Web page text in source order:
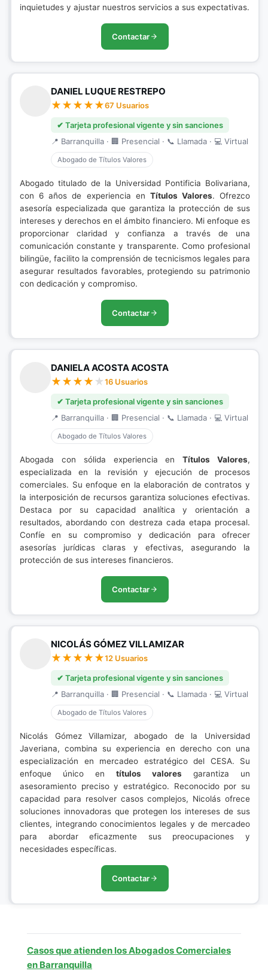
inquietudes y ajustar nuestros servicios a sus expectativas.
Contactar
DANIEL LUQUE RESTREPO
67 Usuarios
✔ Tarjeta profesional vigente y sin sanciones
📍 Barranquilla · 🏢 Presencial · 📞 Llamada · 💻 Virtual
Abogado de Títulos Valores
Abogado titulado de la Universidad Pontificia Bolivariana,
con 6 años de experiencia en Títulos Valores. Ofrezco
asesoría especializada que garantiza la protección de sus
intereses y derechos en el ámbito financiero. Mi enfoque es
proporcionar claridad y confianza a través de una
comunicación constante y transparente. Como profesional
bilingüe, facilito la comprensión de tecnicismos legales para
asegurar resultados favorables, protegiendo su patrimonio
con dedicación y compromiso.
Contactar
DANIELA ACOSTA ACOSTA
16 Usuarios
✔ Tarjeta profesional vigente y sin sanciones
📍 Barranquilla · 🏢 Presencial · 📞 Llamada · 💻 Virtual
Abogado de Títulos Valores
Abogada con sólida experiencia enTítulos Valores,
especializada en la revisión y ejecución de procesos
comerciales. Su enfoque en la elaboración de contratos y
la interposición de recursos garantiza soluciones efectivas.
Destaca por su capacidad analítica y orientación a
resultados, abordando con destreza cada etapa procesal.
Confíe en su compromiso y dedicación para ofrecer
asesorías jurídicas claras y efectivas, asegurando la
protección de sus intereses financieros.
Contactar
NICOLÁS GÓMEZ VILLAMIZAR
12 Usuarios
✔ Tarjeta profesional vigente y sin sanciones
📍 Barranquilla · 🏢 Presencial · 📞 Llamada · 💻 Virtual
Abogado de Títulos Valores
Nicolás Gómez Villamizar, abogado de la Universidad
Javeriana, combina su experiencia en derecho con una
especialización en mercadeo estratégico del CESA. Su
enfoque único en títulos valores garantiza un
asesoramiento preciso y estratégico. Reconocido por su
capacidad para resolver casos complejos, Nicolás ofrece
soluciones innovadoras que protegen los intereses de sus
clientes, integrando conocimientos legales y de mercadeo
para abordar eficazmente sus preocupaciones y
necesidades específicas.
Contactar
Casos que atienden los Abogados Comerciales
en Barranquilla